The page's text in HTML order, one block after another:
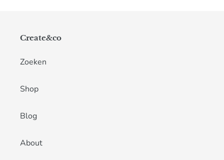
Create&co
Zoeken
Shop
Blog
About